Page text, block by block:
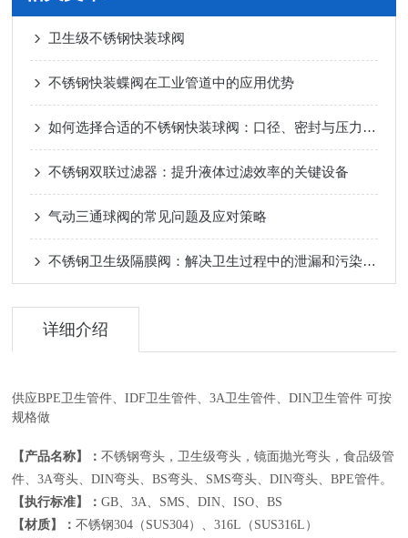
卫生级不锈钢快装球阀
不锈钢快装蝶阀在工业管道中的应用优势
如何选择合适的不锈钢快装球阀：口径、密封与压力等级？
不锈钢双联过滤器：提升液体过滤效率的关键设备
气动三通球阀的常见问题及应对策略
不锈钢卫生级隔膜阀：解决卫生过程中的泄漏和污染问题
详细介绍
供应BPE卫生管件、IDF卫生管件、3A卫生管件、DIN卫生管件 可按
规格做
【产品名称】：不锈钢弯头，卫生级弯头，镜面抛光弯头，食品级管
件、3A弯头、DIN弯头、BS弯头、SMS弯头、DIN弯头、BPE管件。
【执行标准】：GB、3A、SMS、DIN、ISO、BS
【材质】：不锈钢304（SUS304）、316L（SUS316L）